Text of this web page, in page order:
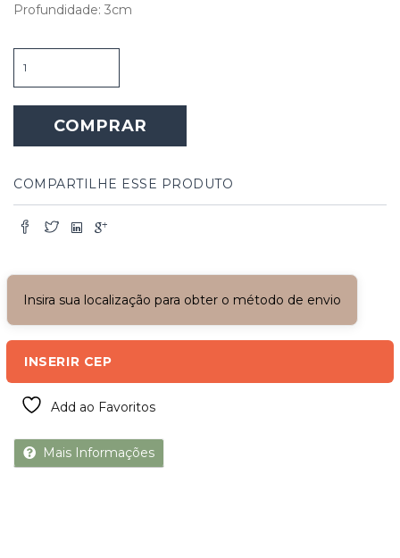
Profundidade: 3cm
cinza
com
detalhes
quantidade
COMPRAR
COMPARTILHE ESSE PRODUTO
Insira sua localização para obter o método de envio
INSERIR CEP
Add ao Favoritos
Mais Informações